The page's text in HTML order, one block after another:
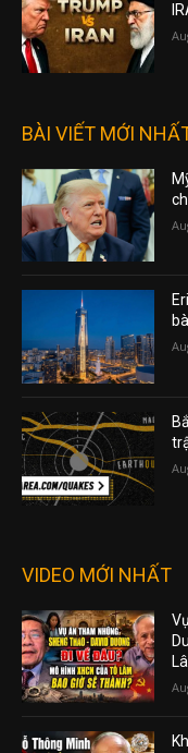
BÀI VIẾT MỚI
VIDEO MỚI NHẤT